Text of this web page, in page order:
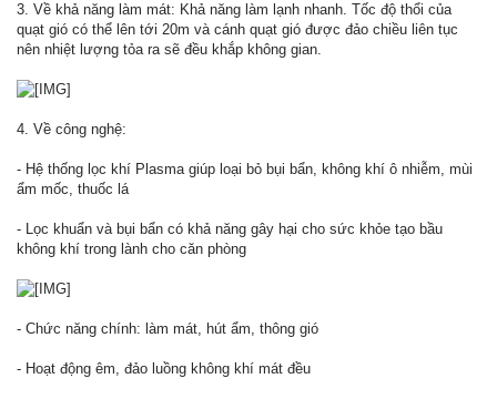
3. Về khả năng làm mát: Khả năng làm lạnh nhanh. Tốc độ thổi của
quạt gió có thể lên tới 20m và cánh quạt gió được đảo chiều liên tục
nên nhiệt lượng tỏa ra sẽ đều khắp không gian.
4. Về công nghệ:
- Hệ thống lọc khí Plasma giúp loại bỏ bụi bẩn, không khí ô nhiễm, mùi
ẩm mốc, thuốc lá
- Lọc khuẩn và bụi bẩn có khả năng gây hại cho sức khỏe tạo bầu
không khí trong lành cho căn phòng
- Chức năng chính: làm mát, hút ẩm, thông gió
- Hoạt động êm, đảo luồng không khí mát đều